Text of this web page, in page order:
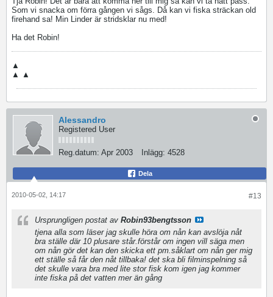
Som vi snacka om förra gången vi sågs. Då kan vi fiska sträckan old
firehand sa! Min Linder är stridsklar nu med!
Ha det Robin!
▲
▲ ▲
Alessandro
Registered User
Reg.datum: Apr 2003 Inlägg: 4528
Dela
#13
2010-05-02, 14:17
Ursprungligen postat av Robin93bengtsson
tjena alla som läser jag skulle höra om nån kan avslöja nåt
bra ställe där 10 plusare står.förstår om ingen vill säga men
om nån gör det kan den skicka ett pm.såklart om nån ger mig
ett ställe så får den nåt tillbaka! det ska bli filminspelning så
det skulle vara bra med lite stor fisk kom igen jag kommer
inte fiska på det vatten mer än gång